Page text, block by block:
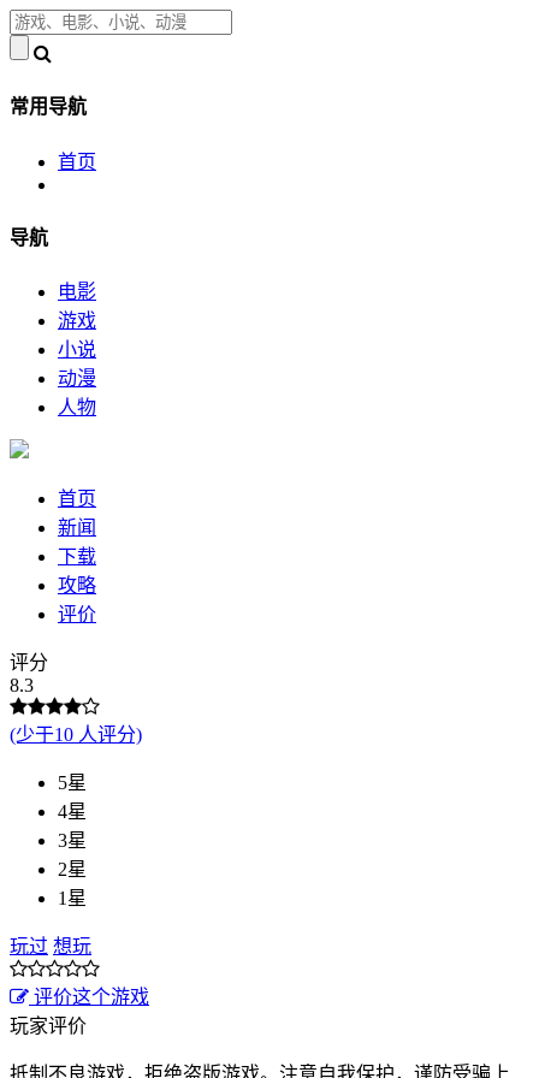
常用导航
首页
导航
电影
游戏
小说
动漫
人物
首页
新闻
下载
攻略
评价
评分
8.3
(少于10 人评分)
5星
4星
3星
2星
1星
玩过 想玩
评价这个游戏
玩家评价
抵制不良游戏，拒绝盗版游戏。注意自我保护，谨防受骗上